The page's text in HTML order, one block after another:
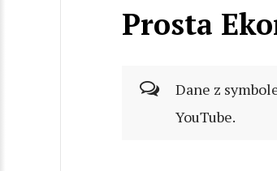
Prosta
Dane z
YouTube.